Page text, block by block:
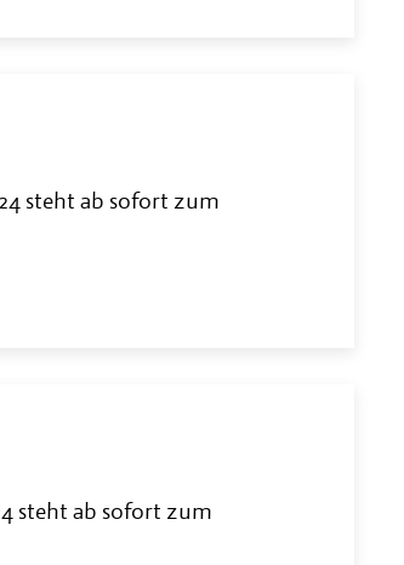
steht ab sofort zum
steht ab sofort zum